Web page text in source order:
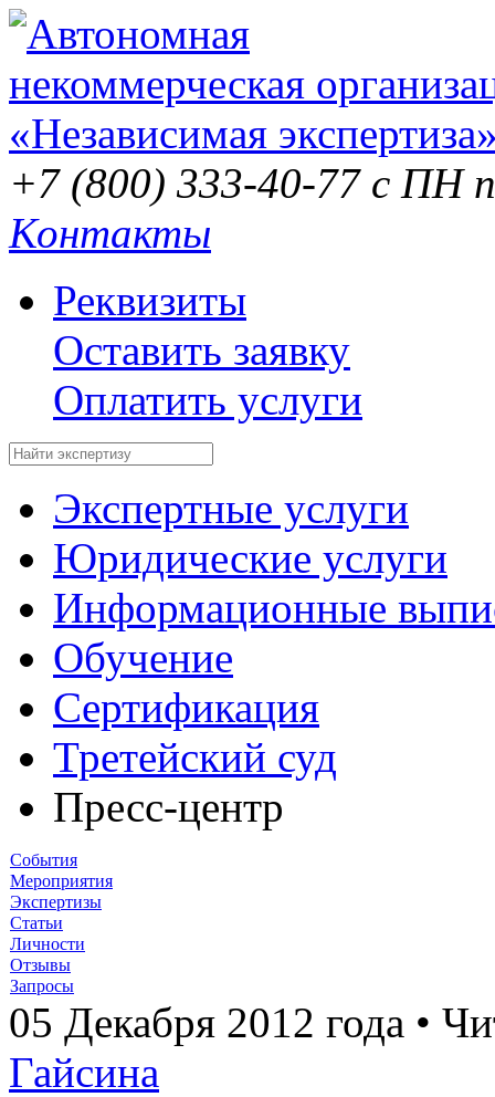
+7 (800) 333-40-77 с ПН
Контакты
Реквизиты
Оставить заявку
Оплатить услуги
Экспертные услуги
Юридические услуги
Информационные
Обучение
Сертификация
Третейский суд
Пресс-центр
События
Мероприятия
Экспертизы
Статьи
Личности
Отзывы
Запросы
05 Декабря 2012 года •
Гайсина